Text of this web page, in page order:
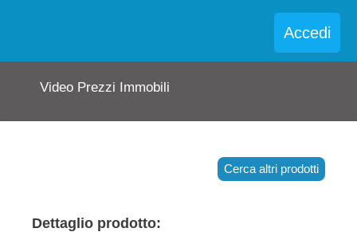
Accedi
Video Prezzi Immobili
Cerca altri prodotti
Dettaglio prodotto: